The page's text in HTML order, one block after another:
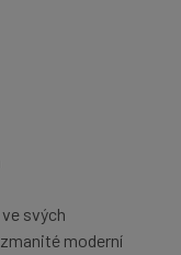
svých
moderní